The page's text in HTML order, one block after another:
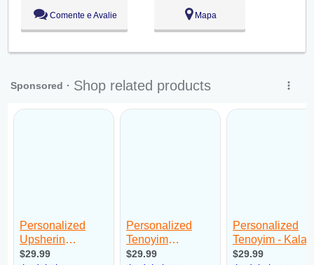
Seg:
Ter:
09:00 - 18:00
Qua:
09:00 - 18:00
Sex:
09:00 - 18:00
Dom:
Fechado
Comente e Avalie Mapa